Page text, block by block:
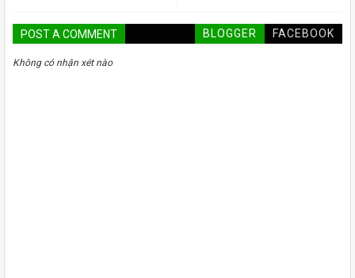
POST A COMMENT BLOGGER FACEBOOK
Không có nhận xét nào